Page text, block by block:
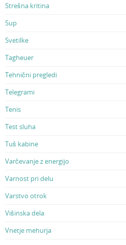
Strešna kritina
Sup
Svetilke
Tagheuer
Tehnični pregledi
Telegrami
Tenis
Test sluha
Tuš kabine
Varčevanje z energijo
Varnost pri delu
Varstvo otrok
Višinska dela
Vnetje mehurja